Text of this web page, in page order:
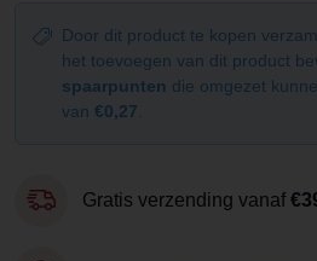
Door dit product te kopen
het toevoegen van dit product
spaarpunten die omgezet
van €0,27
Gratis verzending vanaf